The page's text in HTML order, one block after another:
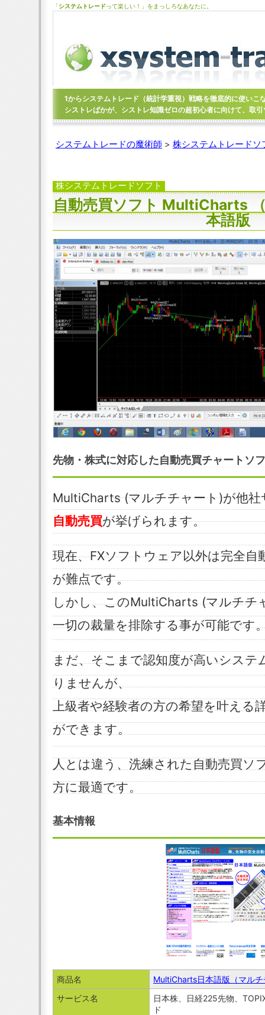
「システムトレードって楽しい！」をまっしろなあなたに。
1からシステムトレード（統計学重視）戦略を徹底的に使い
シストレばかが、シストレ知識ゼロの超初心者に向けて、取
システムトレードの魔術師 > 株システムトレードソ
株システムトレードソフト
自動売買ソフト MultiCharts
本語版
先物・株式に対応した自動売買チャートソ
MultiCharts (マルチチャート)が他
自動売買が挙げられます。
現在、FXソフトウェア以外は完全自
が難点です。
しかし、このMultiCharts (マルチチ
一切の裁量を排除する事が可能です
まだ、そこまで認知度が高いシステ
りませんが、
上級者や経験者の方の希望を叶える
ができます。
人とは違う、洗練された自動売買ソ
方に最適です。
基本情報
商品名
MultiCharts日本語版（マル
サービス名
日本株、日経225先物、
ド